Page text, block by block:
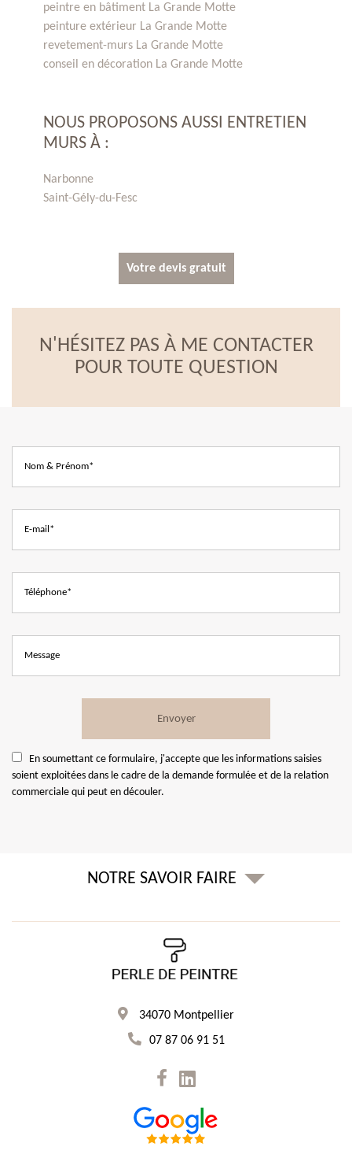
peintre en bâtiment La Grande Motte
peinture extérieur La Grande Motte
revetement-murs La Grande Motte
conseil en décoration La Grande Motte
NOUS PROPOSONS AUSSI ENTRETIEN
MURS À :
Narbonne
Saint-Gély-du-Fesc
Votre devis gratuit
N'HÉSITEZ PAS À ME CONTACTER
POUR TOUTE QUESTION
En soumettant ce formulaire, j'accepte que les informations saisies
soient exploitées dans le cadre de la demande formulée et de la relation
commerciale qui peut en découler.
NOTRE SAVOIR FAIRE
34070 Montpellier
07 87 06 91 51